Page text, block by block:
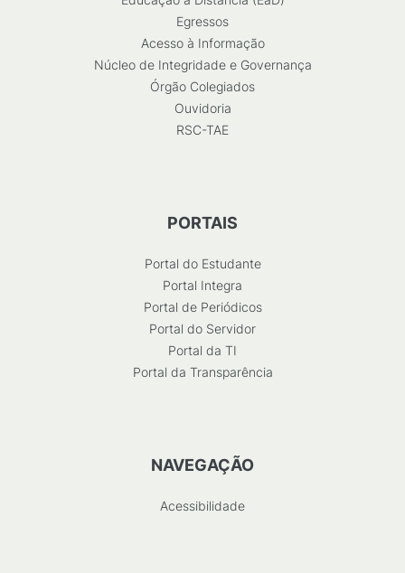
Egressos
Acesso à Informação
Núcleo de Integridade e Governança
Órgão Colegiados
Ouvidoria
RSC-TAE
PORTAIS
Portal do Estudante
Portal Integra
Portal de Periódicos
Portal do Servidor
Portal da TI
Portal da Transparência
NAVEGAÇÃO
Acessibilidade